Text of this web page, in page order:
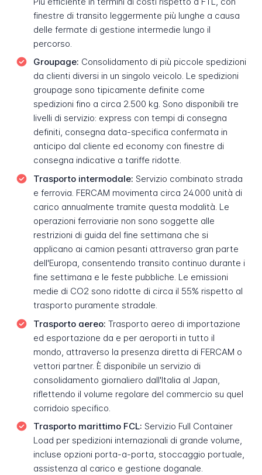
finestre di transito leggermente più lunghe a causa
delle fermate di gestione intermedie lungo il
percorso.
Groupage: Consolidamento di più piccole spedizioni
da clienti diversi in un singolo veicolo. Le spedizioni
groupage sono tipicamente definite come
spedizioni fino a circa 2.500 kg. Sono disponibili tre
livelli di servizio: express con tempi di consegna
definiti, consegna data-specifica confermata in
anticipo dal cliente ed economy con finestre di
consegna indicative a tariffe ridotte.
Trasporto intermodale: Servizio combinato strada
e ferrovia. FERCAM movimenta circa 24.000 unità di
carico annualmente tramite questa modalità. Le
operazioni ferroviarie non sono soggette alle
restrizioni di guida del fine settimana che si
applicano ai camion pesanti attraverso gran parte
dell'Europa, consentendo transito continuo durante i
fine settimana e le feste pubbliche. Le emissioni
medie di CO2 sono ridotte di circa il 55% rispetto al
trasporto puramente stradale.
Trasporto aereo: Trasporto aereo di importazione
ed esportazione da e per aeroporti in tutto il
mondo, attraverso la presenza diretta di FERCAM o
vettori partner. È disponibile un servizio di
consolidamento giornaliero dall'Italia al Japan,
riflettendo il volume regolare del commercio su quel
corridoio specifico.
Trasporto marittimo FCL: Servizio Full Container
Load per spedizioni internazionali di grande volume,
incluse opzioni porta-a-porta, stoccaggio portuale,
assistenza al carico e gestione doganale.